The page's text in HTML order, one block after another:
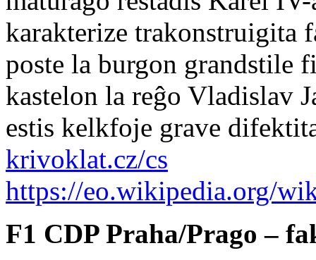
karakterize trakonstruigita
poste la burgon
kastelon la reĝo Vladislav
estis kelkfoje grave
krivoklat.cz/cs
https://eo.wikipedia.org/
F1 CDP Praha/Prago –